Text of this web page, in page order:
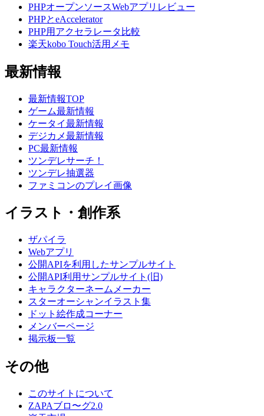
PHPオープンソースWebアプリレビュー
PHPとeAccelerator
PHP用アクセラレータ比較
楽天kobo Touch活用メモ
最新情報
最新情報TOP
ゲーム最新情報
ケータイ最新情報
デジカメ最新情報
PC最新情報
ツンデレサーチ！
ツンデレ抽選器
ファミコンのプレイ画像
イラスト・創作系
ザパイラ
Webアプリ
公開APIを利用したサンプルサイト
公開API利用サンプルサイト(旧)
キャラクターネームメーカー
スターオーシャンイラスト集
ドット絵作成コーナー
メンバーページ
掲示板一覧
その他
このサイトについて
ZAPAブロ〜グ2.0